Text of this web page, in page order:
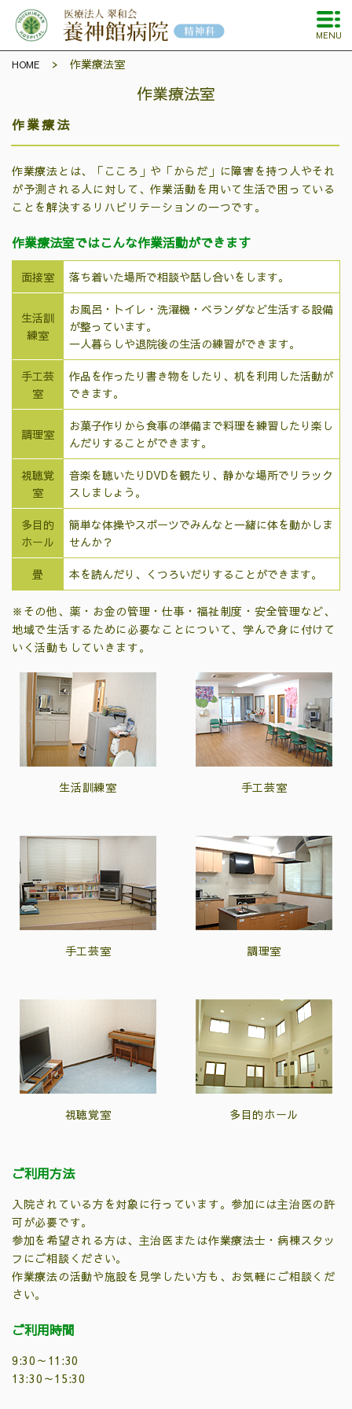
MENU
HOME 作業療法室
作業療法室
作業療法
作業療法とは、「こころ」や「からだ」に障害を持つ人やそれ
が予測される人に対して、作業活動を用いて生活で困っている
ことを解決するリハビリテーションの一つです。
作業療法室ではこんな作業活動ができます
面接室 落ち着いた場所で相談や話し合いをします。
生活訓
練室
お風呂・トイレ・洗濯機・ベランダなど生活する設備
が整っています。
一人暮らしや退院後の生活の練習ができます。
手工芸
室
作品を作ったり書き物をしたり、机を利用した活動が
できます。
調理室
お菓子作りから食事の準備まで料理を練習したり楽し
んだりすることができます。
視聴覚
室
音楽を聴いたりDVDを観たり、静かな場所でリラック
スしましょう。
多目的
ホール
簡単な体操やスポーツでみんなと一緒に体を動かしま
せんか？
畳 本を読んだり、くつろいだりすることができます。
※その他、薬・お金の管理・仕事・福祉制度・安全管理など、
地域で生活するために必要なことについて、学んで身に付けて
いく活動もしていきます。
生活訓練室 手工芸室
手工芸室 調理室
視聴覚室 多目的ホール
ご利用方法
入院されている方を対象に行っています。参加には主治医の許
可が必要です。
参加を希望される方は、主治医または作業療法士・病棟スタッ
フにご相談ください。
作業療法の活動や施設を見学したい方も、お気軽にご相談くだ
さい。
ご利用時間
9:30～11:30
13:30～15:30